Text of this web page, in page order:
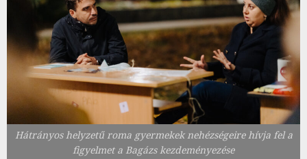
Hátrányos helyzetű roma gyermekek nehézségeire hívja fel a
figyelmet a Bagázs kezdeményezése